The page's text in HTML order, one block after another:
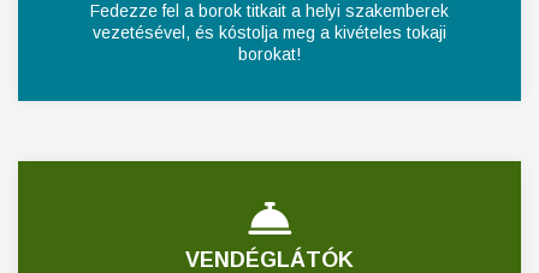
Fedezze fel a borok titkait a helyi szakemberek
vezetésével, és kóstolja meg a kivételes tokaji
borokat!
VENDÉGLÁTÓK